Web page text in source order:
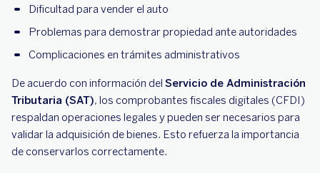
Dificultad para vender el auto
Problemas para demostrar propiedad ante autoridades
Complicaciones en trámites administrativos
De acuerdo con información del Servicio de Administración
Tributaria (SAT), los comprobantes fiscales digitales (CFDI)
respaldan operaciones legales y pueden ser necesarios para
validar la adquisición de bienes. Esto refuerza la importancia
de conservarlos correctamente.